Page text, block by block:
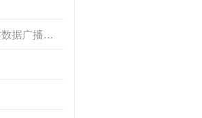
便携式卫星气象水文数据广播接收设备